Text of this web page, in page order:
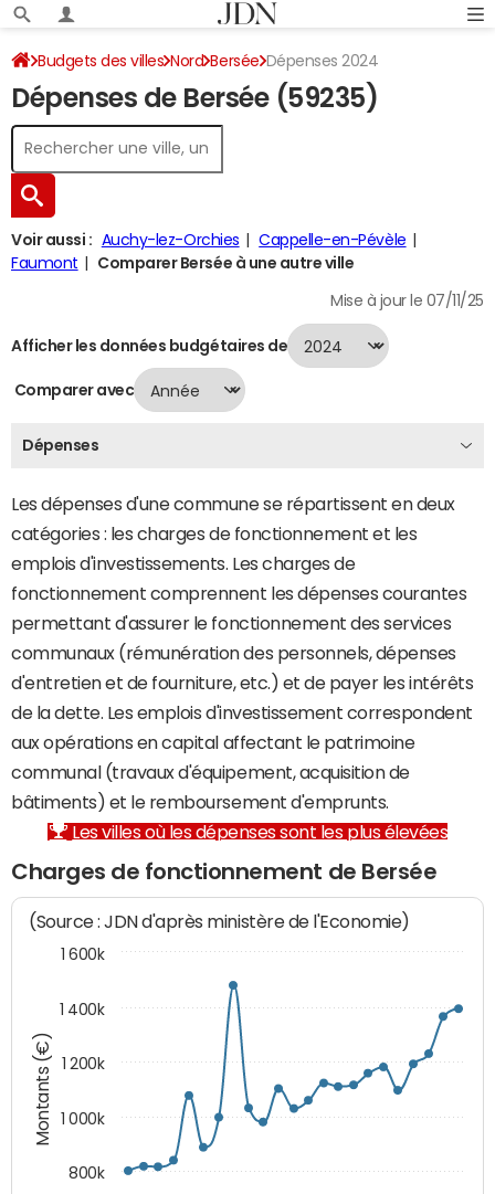
Budgets des villes Nord Bersée Dépenses 2024
Dépenses de Bersée (59235)
Voir aussi : Auchy-lez-Orchies
Cappelle-en-Pévèle
Faumont
Comparer Bersée à une autre ville
Mise à jour le 07/11/25
Afficher les données budgétaires de
Comparer avec
Dépenses
Les dépenses d'une commune se répartissent en deux
catégories : les charges de fonctionnement et les
emplois d'investissements. Les charges de
fonctionnement comprennent les dépenses courantes
permettant d'assurer le fonctionnement des services
communaux (rémunération des personnels, dépenses
d'entretien et de fourniture, etc.) et de payer les intérêts
de la dette. Les emplois d'investissement correspondent
aux opérations en capital affectant le patrimoine
communal (travaux d'équipement, acquisition de
bâtiments) et le remboursement d'emprunts.
Les villes où les dépenses sont les plus élevées
Charges de fonctionnement de Bersée
Montants (€)
(Source : JDN d'après ministère de l'Economie)
800k
1 000k
1 200k
1 400k
1 600k